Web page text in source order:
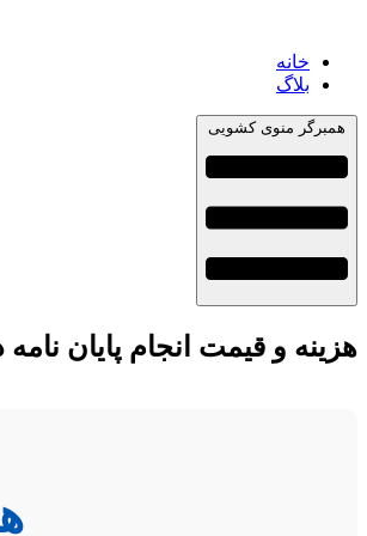
خانه
بلاگ
همبرگر منوی کشویی
هزینه و قیمت انجام پایان